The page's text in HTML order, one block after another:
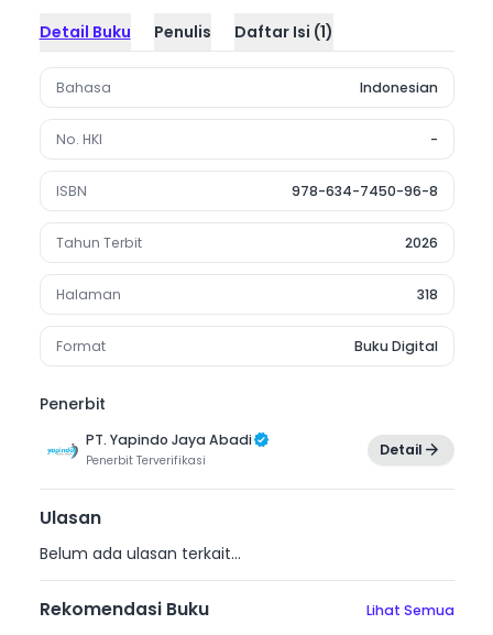
Detail Buku Penulis Daftar Isi (1)
Bahasa Indonesian
No. HKI -
ISBN 978-634-7450-96-8
Tahun Terbit 2026
Halaman 318
Format Buku Digital
Penerbit
PT. Yapindo Jaya Abadi
Penerbit Terverifikasi
Detail
Ulasan
Belum ada ulasan terkait...
Rekomendasi Buku Lihat Semua